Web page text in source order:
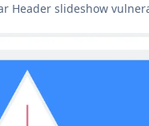
Header slideshow